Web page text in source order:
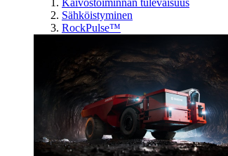
Kaivostoiminnan tulevaisuus
Sähköistyminen
RockPulse™